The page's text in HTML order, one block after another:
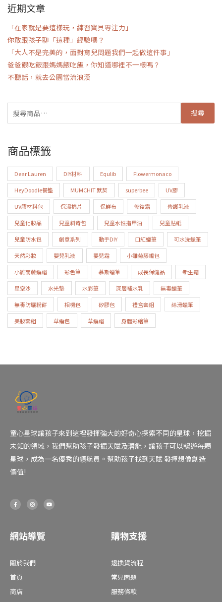
近期文章
「在家就是要這樣玩，練習寶貝專注力」
你敢跟孩子聊「這種」經驗嗎？
「大人不是完美的，面對育兒問題我們一起做這件事」
爸爸餵吃飯跟媽媽餵吃飯，你知道哪裡不一樣嗎？
不聽話，就去公園當流浪漢
搜尋
商品標籤
Dear Lauren DIY材料 Equlib Flowermonaco
HeyDoodle餐墊 MUMCHIT 默契 superbee UV膠
UV膠材料包 保濕棉片 保鮮布 修復霜 修護乳液
兒童化妝品 兒童斜背包 兒童水性指甲油 兒童貼紙
兒童防水包 創意系列 動手DIY 口紅蠟筆 可水洗蠟筆
天然彩妝 嬰兒乳液 嬰兒霜 小雛菊藤編包
小雛菊藤編帽 彩色筆 慕斯蠟筆 成長保健品 新生霜
星空沙 水光墊 水彩筆 深層補水乳 無毒蠟筆
無毒防曬粉餅 相機包 矽膠包 禮盒套組 絲滑蠟筆
美妝套組 草編包 草編帽 身體彩繪筆
童心星球讓孩子來到這裡發揮強大的好奇心探索不同的星球，挖掘
未知的領域，我們幫助孩子發掘天賦及潛能，讓孩子可以暢遊每顆
星球，成為一名優秀的領航員。幫助孩子找到天賦 發揮想像創造
價值!
F
a
c
k
-
I
n
s
a
m
Y
o
u
網站導覽
關於我們
首頁
商店
購物支援
退換貨流程
常見問題
服務條款